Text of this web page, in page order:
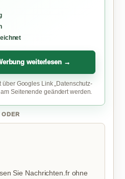
weiterlesen →
über Googles Link „Datenschutz-
Seitenende geändert werden.
ODER
Sie Nachrichten.fr ohne